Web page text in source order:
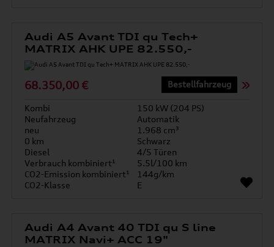
Audi A5 Avant TDI qu Tech+
MATRIX AHK UPE 82.550,-
68.350,00 € Bestellfahrzeug
Kombi
150 kW (204 PS)
Neufahrzeug
Automatik
neu
1.968 cm³
0 km
Schwarz
Diesel
4/5 Türen
Verbrauch kombiniert¹
5.5l/100 km
CO2-Emission kombiniert¹
144g/km
CO2-Klasse
E
Audi A4 Avant 40 TDI qu S line
MATRIX Navi+ ACC 19"